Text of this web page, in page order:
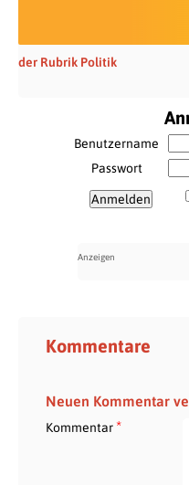
der Rubrik Politik
Benutzername
Passwort
Kommentare
Neuen Kommentar
Kommentar*